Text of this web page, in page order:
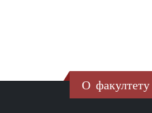
О факултету